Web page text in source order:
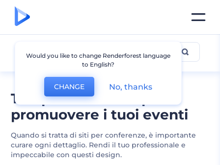
Template siti web per
promuovere i tuoi eventi
Quando si tratta di siti per conferenze, è importante
curare ogni dettaglio. Rendi il tuo professionale e
impeccabile con questi design.
Conferenza
Would you like to change Renderforest language
to English?
CHANGE No, thanks